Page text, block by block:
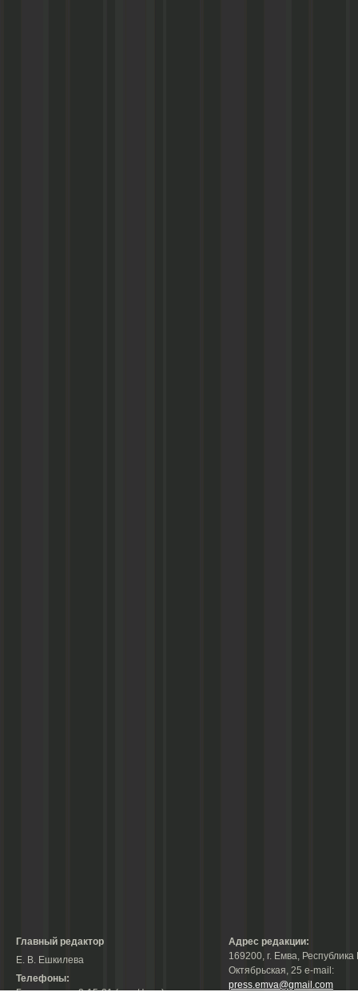
Главный редактор
Е. В. Ешкилева
Телефоны:
Гл. редактор: 2-15-31 (тел./факс);
Адрес редакции:
169200, г. Емва, Республика
Октябрьская, 25 е-mail:
press.emva@gmail.com